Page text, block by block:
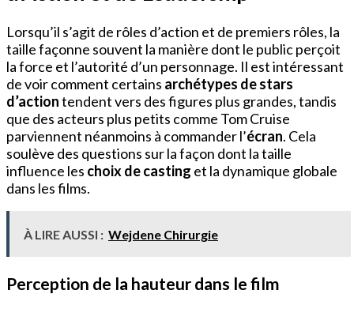
Lorsqu’il s’agit de rôles d’action et de premiers rôles, la
taille façonne souvent la manière dont le public perçoit
la force et l’autorité d’un personnage. Il est intéressant
de voir comment certains archétypes de stars
d’actiontendent vers des figures plus grandes, tandis
que des acteurs plus petits comme Tom Cruise
parviennent néanmoins à commander l’écran. Cela
soulève des questions sur la façon dont la taille
influence les choix de casting et la dynamique globale
dans les films.
À LIRE AUSSI : Wejdene Chirurgie
Perception de la hauteur dans le film